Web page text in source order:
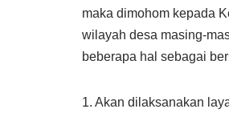
maka dimohom kepada
wilayah desa masing-
beberapa hal sebagai
1. Akan dilaksanakan